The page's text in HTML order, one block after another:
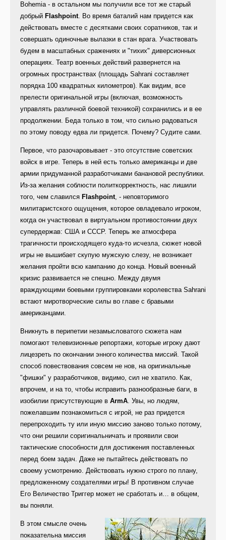
Bohemia - в остальном мы получили все тот же старый
добрый Flashpoint. Во время баталий нам придется как
действовать вместе с десятками своих соратников, так и
совершать одиночные вылазки в стан врага. Участвовать
будем в масштабных сражениях и "тихих" диверсионных
операциях. Театр военных действий развернется на
огромных пространствах (площадь Sahrani составляет
порядка 100 квадратных километров). Как видим, все
прелести оригинальной игры (включая, возможность
управлять различной боевой техникой) сохранились и в ее
продолжении. Беда только в том, что сильно радоваться
по этому поводу едва ли придется. Почему? Судите сами.
Первое, что разочаровывает - это отсутствие советских
войск в игре. Теперь в ней есть только американцы и две
армии придуманной разработчиками банановой республики.
Из-за желания соблюсти политкорректность, нас лишили
того, чем славился Flashpoint, - неповторимого
милитаристского ощущения, которое овладевало игроком,
когда он участвовал в виртуальном противостоянии двух
супердержав: США и СССР. Теперь же атмосфера
трагичности происходящего куда-то исчезла, сюжет новой
игры не вышибает скупую мужскую слезу, не возникает
желания пройти всю кампанию до конца. Новый военный
кризис развивается не спешно. Между двумя
враждующими боевыми группировками королевства Sahrani
встают миротворческие силы во главе с бравыми
американцами.
Вникнуть в перипетии незамысловатого сюжета нам
помогают телевизионные репортажи, которые игроку дают
лицезреть по окончании энного количества миссий. Такой
способ повествования совсем не нов, на оригинальные
"фишки" у разработчиков, видимо, сил не хватило. Как,
впрочем, и на то, чтобы исправить разнообразные баги, в
изобилии присутствующие в ArmA. Увы, но людям,
пожелавшим познакомиться с игрой, не раз придется
перепроходить ту или иную миссию заново только потому,
что они решили соригинальничать и проявили свои
тактические способности для достижения поставленных
перед боем задач. Даже не пытайтесь действовать по
своему усмотрению. Действовать нужно строго по плану,
предложенному создателями игры! В противном случае
Его Величество Триггер может не сработать и… в общем,
вы поняли.
В этом смысле очень
показательна миссия